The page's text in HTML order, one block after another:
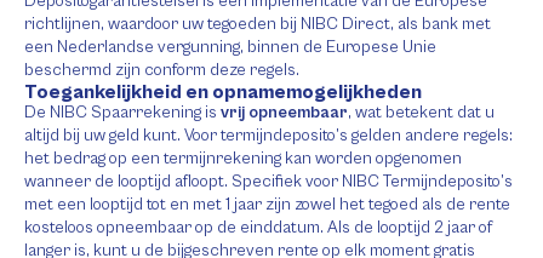
richtlijnen, waardoor uw tegoeden bij NIBC Direct, als bank met
een Nederlandse vergunning, binnen de Europese Unie
beschermd zijn conform deze regels.
Toegankelijkheid en opnamemogelijkheden
De NIBC Spaarrekening is vrij opneembaar, wat betekent dat u
altijd bij uw geld kunt. Voor termijndeposito’s gelden andere regels:
het bedrag op een termijnrekening kan worden opgenomen
wanneer de looptijd afloopt. Specifiek voor NIBC Termijndeposito’s
met een looptijd tot en met 1 jaar zijn zowel het tegoed als de rente
kosteloos opneembaar op de einddatum. Als de looptijd 2 jaar of
langer is, kunt u de bijgeschreven rente op elk moment gratis